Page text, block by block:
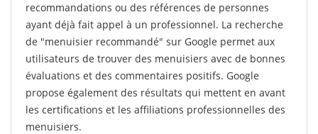
recommandations ou des références de personnes
ayant déjà fait appel à un professionnel. La recherche
de "menuisier recommandé" sur Google permet aux
utilisateurs de trouver des menuisiers avec de bonnes
évaluations et des commentaires positifs. Google
propose également des résultats qui mettent en avant
les certifications et les affiliations professionnelles des
menuisiers.